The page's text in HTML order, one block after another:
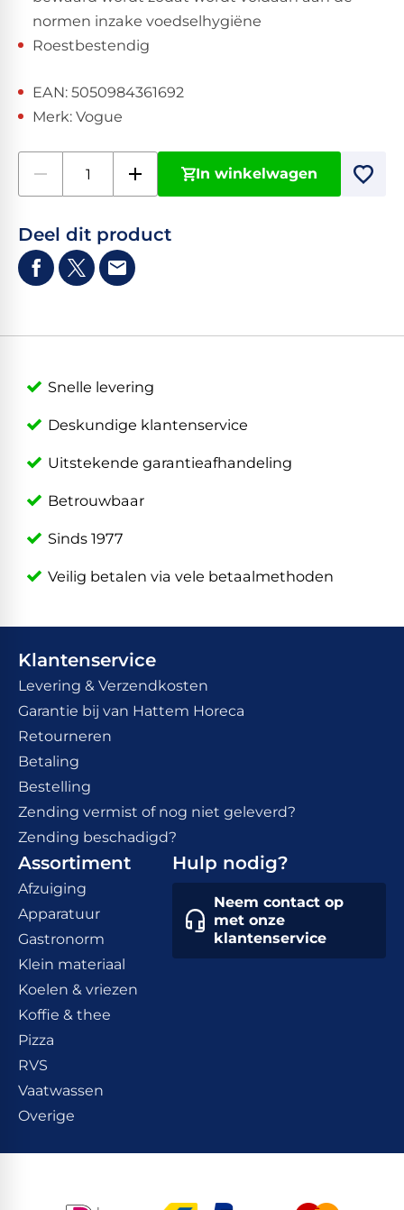
normen inzake voedselhygiëne
Roestbestendig
EAN: 5050984361692
Merk: Vogue
In winkelwagen
Deel dit product
Snelle levering
Deskundige klantenservice
Uitstekende garantieafhandeling
Betrouwbaar
Sinds 1977
Veilig betalen via vele betaalmethoden
Klantenservice
Levering & Verzendkosten
Garantie bij van Hattem Horeca
Retourneren
Betaling
Bestelling
Zending vermist of nog niet geleverd?
Zending beschadigd?
Assortiment
Afzuiging
Apparatuur
Gastronorm
Klein materiaal
Koelen & vriezen
Koffie & thee
Pizza
RVS
Vaatwassen
Overige
Hulp nodig?
Neem contact op
met onze
klantenservice